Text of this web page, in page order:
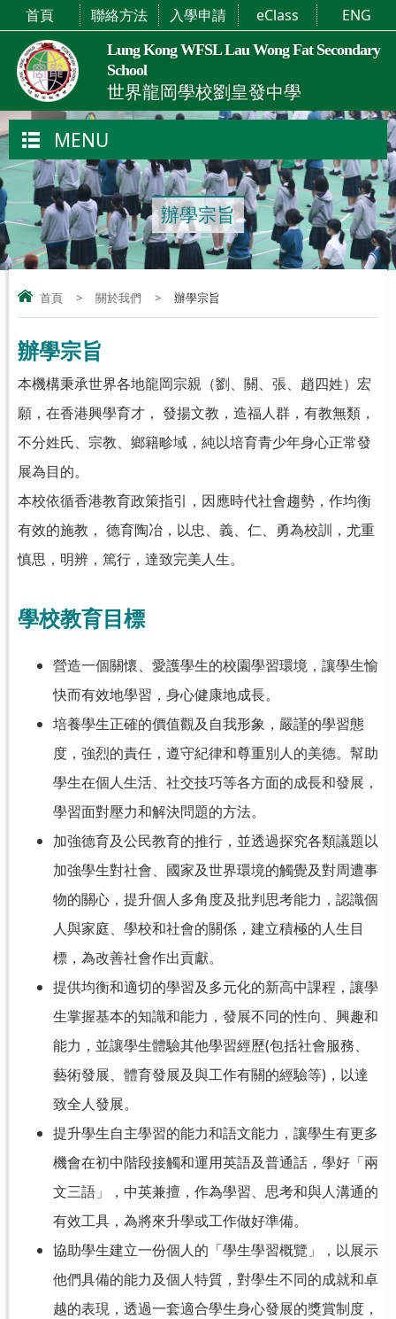
Lung Kong WFSL Lau Wong Fat Secondary
School
世界龍岡學校劉皇發中學
首頁 聯絡方法 入學申請 eClass ENG
MENU
辦學宗旨
首頁 > 關於我們 > 辦學宗旨
辦學宗旨
本機構秉承世界各地龍岡宗親（劉、關、張、趙四姓）宏
願，在香港興學育才， 發揚文教，造福人群，有教無類，
不分姓氏、宗教、鄉籍畛域，純以培育青少年身心正常發
展為目的。
本校依循香港教育政策指引，因應時代社會趨勢，作均衡
有效的施教， 德育陶冶，以忠、義、仁、勇為校訓，尤重
慎思，明辨，篤行，達致完美人生。
學校教育目標
營造一個關懷、愛護學生的校園學習環境，讓學生愉
快而有效地學習，身心健康地成長。
培養學生正確的價值觀及自我形象，嚴謹的學習態
度，強烈的責任，遵守紀律和尊重別人的美德。幫助
學生在個人生活、社交技巧等各方面的成長和發展，
學習面對壓力和解決問題的方法。
加強德育及公民教育的推行，並透過探究各類議題以
加強學生對社會、國家及世界環境的觸覺及對周遭事
物的關心，提升個人多角度及批判思考能力，認識個
人與家庭、學校和社會的關係，建立積極的人生目
標，為改善社會作出貢獻。
提供均衡和適切的學習及多元化的新高中課程，讓學
生掌握基本的知識和能力，發展不同的性向、興趣和
能力，並讓學生體驗其他學習經歷(包括社會服務、
藝術發展、體育發展及與工作有關的經驗等)，以達
致全人發展。
提升學生自主學習的能力和語文能力，讓學生有更多
機會在初中階段接觸和運用英語及普通話，學好「兩
文三語」，中英兼擅，作為學習、思考和與人溝通的
有效工具，為將來升學或工作做好準備。
協助學生建立一份個人的「學生學習概覽」，以展示
他們具備的能力及個人特質，對學生不同的成就和卓
越的表現，透過一套適合學生身心發展的獎賞制度，